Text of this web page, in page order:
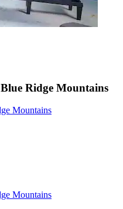
Ridge Mountains
Mountains
Mountains